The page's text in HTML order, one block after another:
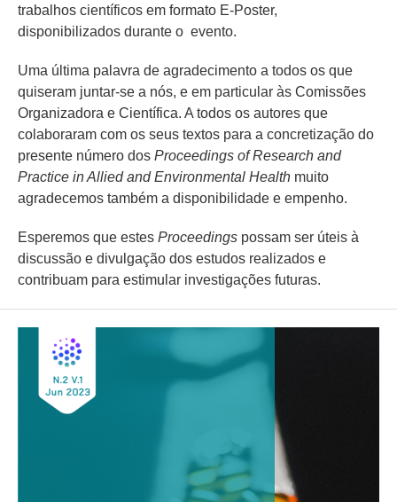
trabalhos científicos em formato E-Poster,
disponibilizados durante o evento.
Uma última palavra de agradecimento a todos os que
quiseram juntar-se a nós, e em particular às Comissões
Organizadora e Científica. A todos os autores que
colaboraram com os seus textos para a concretização do
presente número dos Proceedings of Research and
Practice in Allied and Environmental Healthmuito
agradecemos também a disponibilidade e empenho.
Esperemos que estes Proceedingspossam ser úteis à
discussão e divulgação dos estudos realizados e
contribuam para estimular investigações futuras.